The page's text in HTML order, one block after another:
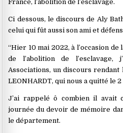
France, l’abolition de l’esclavage.
Ci dessous, le discours de Aly
celui qui fût aussi son ami et
‘‘Hier 10 mai 2022, à l’occasion
de l’abolition de l’esclavage,
Associations, un discours rendant
LEONHARDT, qui nous a quitté le
J’ai rappelé ô combien il avait
journée du devoir de mémoire
le département.